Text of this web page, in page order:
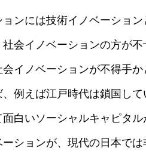
ョンには技術イノベーショ
会イノベーションの方が不
イノベーションが不得手
例えば江戸時代は鎖国し
白いソーシャルキャピタ
ションが、現代の日本で